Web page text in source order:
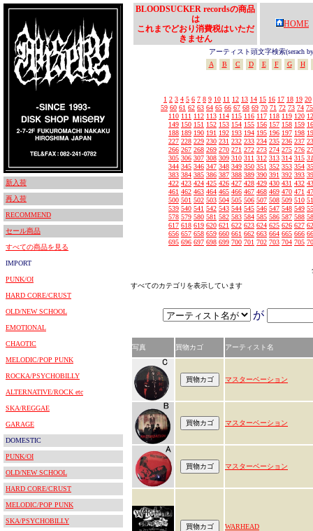
新入荷
再入荷
RECOMMEND
セール商品
すべての商品を見る
IMPORT
PUNK/OI
HARD CORE/CRUST
OLD/NEW SCHOOL
EMOTIONAL
CHAOTIC
MELODIC/POP PUNK
ROCKA/PSYCHOBILLY
ALTERNATIVE/ROCK etc
SKA/REGGAE
GARAGE
DOMESTIC
PUNK/OI
OLD/NEW SCHOOL
HARD CORE/CRUST
MELODIC/POP PUNK
SKA/PSYCHOBILLY
BLOODSUCKER recordsの商品
は
これまでどおり消費税はいただ
きません
HOME
アーティスト頭文字検索(serach
A
B C D E F G H
1 2 3 4 5 6 7 8 9 10 11 12 13 14 15 16 17 18 19 20
59 60 61 62 63 64 65 66 67 68 69 70 71 72 73 74 75
110 111 112 113 114 115 116 117 118 119 120
149 150 151 152 153 154 155 156 157 158 159
188 189 190 191 192 193 194 195 196 197 198
227 228 229 230 231 232 233 234 235 236 237
266 267 268 269 270 271 272 273 274 275 276
305 306 307 308 309 310 311 312 313 314 315
344 345 346 347 348 349 350 351 352 353 354
383 384 385 386 387 388 389 390 391 392 393
422 423 424 425 426 427 428 429 430 431 432
461 462 463 464 465 466 467 468 469 470 471
500 501 502 503 504 505 506 507 508 509 510
539 540 541 542 543 544 545 546 547 548 549
578 579 580 581 582 583 584 585 586 587 588
617 618 619 620 621 622 623 624 625 626 627
656 657 658 659 660 661 662 663 664 665 666
695 696 697 698 699 700 701 702 703 704 705
すべてのカテゴリを表示しています
が
写真 買物カゴ アーティスト名
マスターベーション
マスターベーション
マスターベーション
WARHEAD